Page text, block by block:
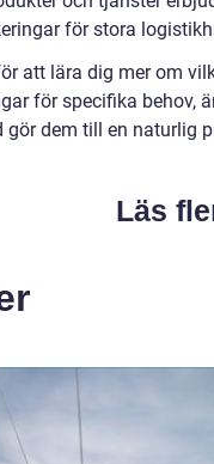
för stora
att lära dig mer om
för specifika behov,
dem till en naturlig
Läs